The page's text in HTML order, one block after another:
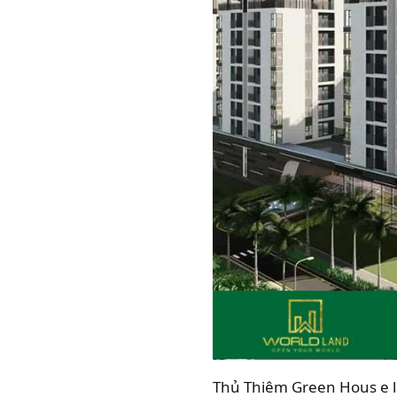
Thủ Thiêm Green Hous